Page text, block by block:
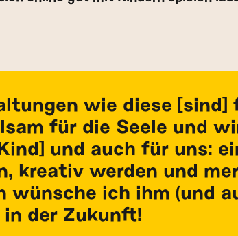
wie diese [sind]
für die Seele und
und auch für uns:
kreativ werden und
wünsche ich ihm (und
in der Zukunft!